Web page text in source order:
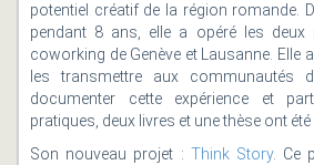
potentiel créatif de la région romande.
pendant 8 ans, elle a opéré les deux
coworking de Genève et Lausanne. Elle
les transmettre aux communautés
documenter cette expérience et
pratiques, deux livres et une thèse ont
Son nouveau projet : Think Story. Ce